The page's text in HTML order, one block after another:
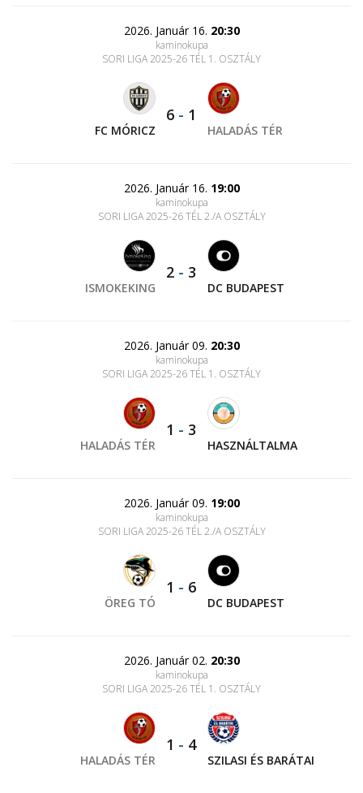
2026. Január 16. 20:30
kaminokupa
SORI LIGA 2025-26 TÉL 1. OSZTÁLY
FC MÓRICZ
6 - 1
HALADÁS TÉR
2026. Január 16. 19:00
kaminokupa
SORI LIGA 2025-26 TÉL 2./A OSZTÁLY
ISMOKEKING
2 - 3
DC BUDAPEST
2026. Január 09. 20:30
kaminokupa
SORI LIGA 2025-26 TÉL 1. OSZTÁLY
HALADÁS TÉR
1 - 3
HASZNÁLTALMA
2026. Január 09. 19:00
kaminokupa
SORI LIGA 2025-26 TÉL 2./A OSZTÁLY
ÖREG TÓ
1 - 6
DC BUDAPEST
2026. Január 02. 20:30
kaminokupa
SORI LIGA 2025-26 TÉL 1. OSZTÁLY
HALADÁS TÉR
1 - 4
SZILASI ÉS BARÁTAI